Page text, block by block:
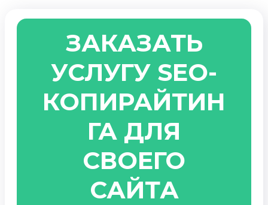
ЗАКАЗАТЬ
УСЛУГУ SEO-
КОПИРАЙТИН
ГА ДЛЯ
СВОЕГО
САЙТА